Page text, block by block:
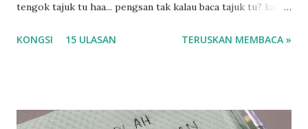
tengok tajuk tu haa... pengsan tak kalau baca tajuk tu? kalau
tau? yang sebut tu anak aku....diulangi ANAK AKU ....adoiiii
balik keja aku ajak la shah singgah Giant beli barang
KONGSI 15 ULASAN TERUSKAN MEMBACA »